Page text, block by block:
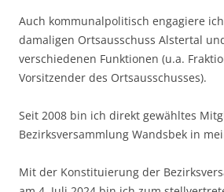
Auch kommunalpolitisch engagiere
damaligen Ortsausschuss Alstertal
verschiedenen Funktionen (u.a.
Vorsitzender des Ortsausschusses).
Seit 2008 bin ich direkt gewähltes
Bezirksversammlung Wandsbek in
Mit der Konstituierung der